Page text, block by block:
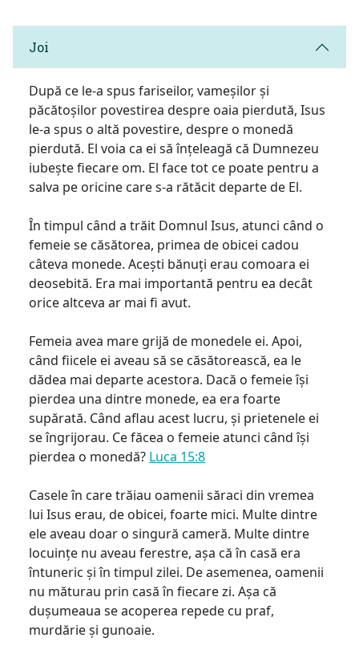
Joi
După ce le-a spus fariseilor, vameșilor și
păcătoșilor povestirea despre oaia pierdută, Isus
le-a spus o altă povestire, despre o monedă
pierdută. El voia ca ei să înțeleagă că Dumnezeu
iubește fiecare om. El face tot ce poate pentru a
salva pe oricine care s-a rătăcit departe de El.
În timpul când a trăit Domnul Isus, atunci când o
femeie se căsătorea, primea de obicei cadou
câteva monede. Acești bănuți erau comoara ei
deosebită. Era mai importantă pentru ea decât
orice altceva ar mai fi avut.
Femeia avea mare grijă de monedele ei. Apoi,
când fiicele ei aveau să se căsătorească, ea le
dădea mai departe acestora. Dacă o femeie își
pierdea una dintre monede, ea era foarte
supărată. Când aflau acest lucru, și prietenele ei
se îngrijorau. Ce făcea o femeie atunci când își
pierdea o monedă? Luca 15:8
Casele în care trăiau oamenii săraci din vremea
lui Isus erau, de obicei, foarte mici. Multe dintre
ele aveau doar o singură cameră. Multe dintre
locuințe nu aveau ferestre, așa că în casă era
întuneric și în timpul zilei. De asemenea, oamenii
nu măturau prin casă în fiecare zi. Așa că
dușumeaua se acoperea repede cu praf,
murdărie și gunoaie.